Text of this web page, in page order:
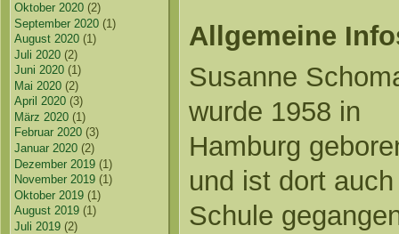
Oktober 2020 (2)
September 2020 (1)
August 2020 (1)
Juli 2020 (2)
Juni 2020 (1)
Mai 2020 (2)
April 2020 (3)
März 2020 (1)
Februar 2020 (3)
Januar 2020 (2)
Dezember 2019 (1)
November 2019 (1)
Oktober 2019 (1)
August 2019 (1)
Juli 2019 (2)
Allgemeine
Susanne
wurde 1958 in
Hamburg
und ist dort
Schule